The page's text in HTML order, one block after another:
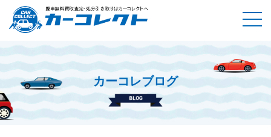
カーコレブログ
ホーム カーコレブログ
電装品の酷使で廃車？買取ならカーコ
レクトにお任せ！